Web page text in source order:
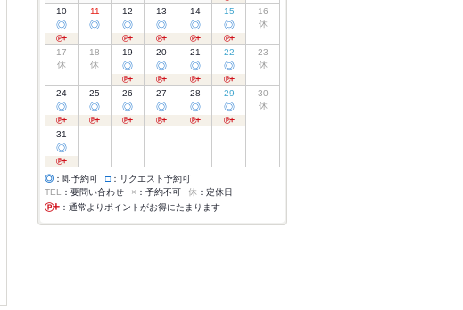
10
◎
11
◎
12
◎
13
◎
14
◎
15
◎
16
休
17
休
18
休
19
◎
20
◎
21
◎
22
◎
23
休
24
◎
25
◎
26
◎
27
◎
28
◎
29
◎
30
休
31
◎
◎ ：即予約可 □ ：リクエスト予約可
TEL
：要問い合わせ × ：予約不可 休 ：定休日
：通常よりポイントがお得にたまります